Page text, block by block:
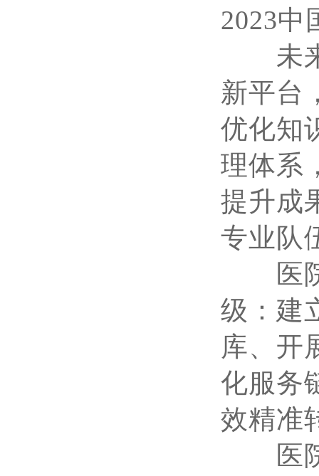
2023中
未来
新平台
优化知
理体系
提升成
专业队
医院
级：建
库、开
化服务
效精准
医院